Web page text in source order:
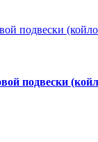
подвески